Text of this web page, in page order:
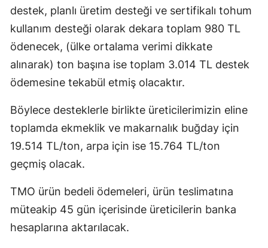
destek, planlı üretim desteği ve sertifikalı tohum
kullanım desteği olarak dekara toplam 980 TL
ödenecek, (ülke ortalama verimi dikkate
alınarak) ton başına ise toplam 3.014 TL destek
ödemesine tekabül etmiş olacaktır.
Böylece desteklerle birlikte üreticilerimizin eline
toplamda ekmeklik ve makarnalık buğday için
19.514 TL/ton, arpa için ise 15.764 TL/ton
geçmiş olacak.
TMO ürün bedeli ödemeleri, ürün teslimatına
müteakip 45 gün içerisinde üreticilerin banka
hesaplarına aktarılacak.